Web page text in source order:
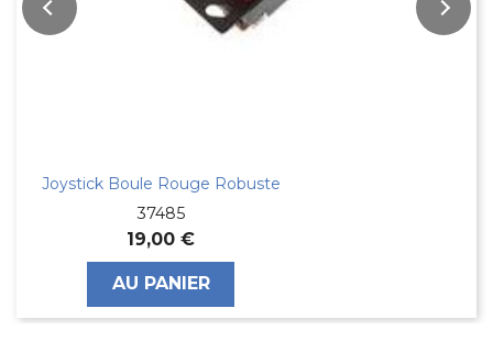
Joystick Boule Rouge Robuste
37485
19,00 €
AU PANIER